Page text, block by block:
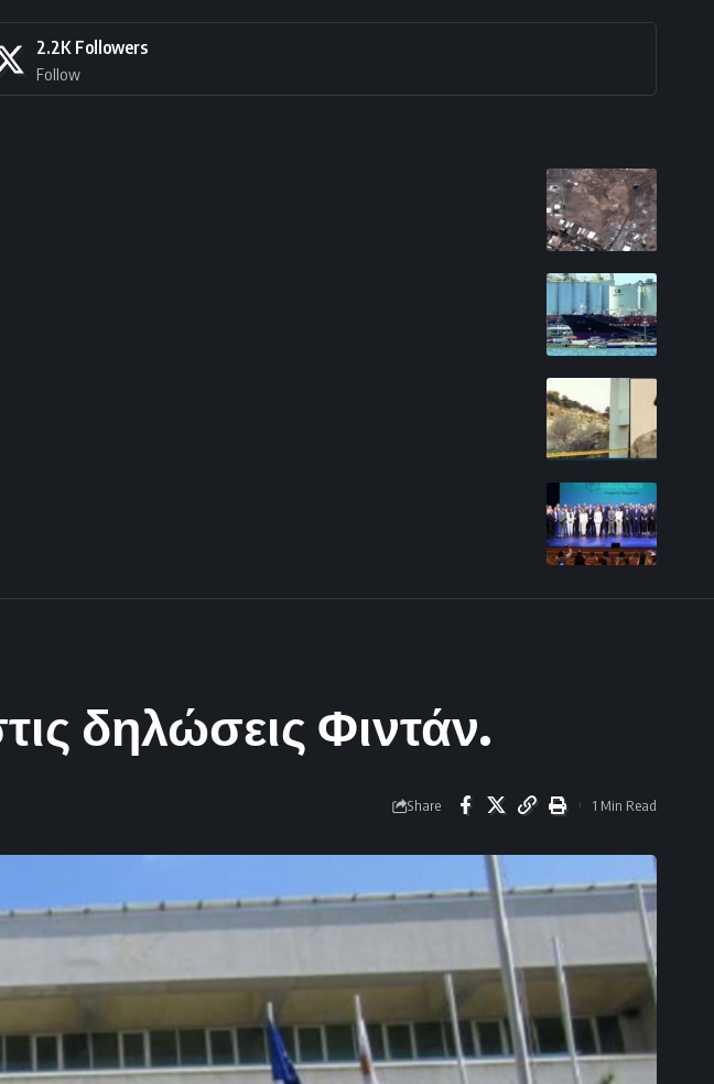
2.2K Followers
Follow
δηλώσεις Φιντάν.
Share 1 Min Read